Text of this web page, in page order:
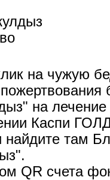
на чужую
на лечение
Каспи
там
QR счета